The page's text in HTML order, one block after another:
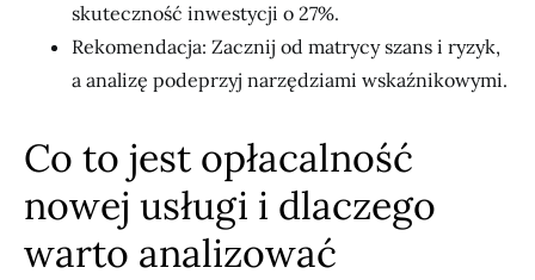
skuteczność inwestycji o 27%.
Rekomendacja: Zacznij od matrycy szans i ryzyk,
a analizę podeprzyj narzędziami wskaźnikowymi.
Co to jest opłacalność
nowej usługi i dlaczego
warto analizować